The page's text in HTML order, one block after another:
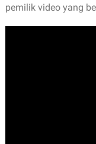
pemilik video yang